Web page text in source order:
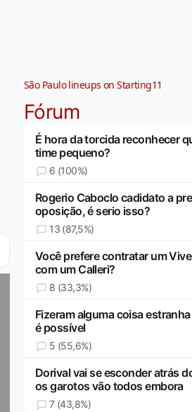
São Paulo lineups on Starting11
Fórum
É hora da torcida reconhecer
time pequeno?
6 (100%)
Rogerio Caboclo cadidato a
oposição, é serio isso?
13 (87,5%)
Você prefere contratar um
com um Calleri?
8 (33,3%)
Fizeram alguma coisa
é possível
5 (55,6%)
Dorival vai se esconder atrás
os garotos vão todos embora
7 (43,8%)